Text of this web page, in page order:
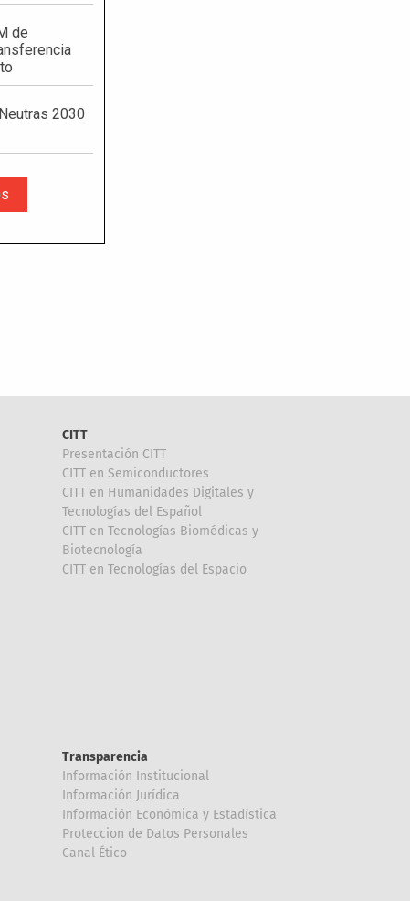
CITT
Presentación CITT
CITT en Semiconductores
CITT en Humanidades Digitales y
Tecnologías del Español
CITT en Tecnologías Biomédicas y
Biotecnología
CITT en Tecnologías del Espacio
Transparencia
Información Institucional
Información Jurídica
Información Económica y Estadística
Proteccion de Datos Personales
Canal Ético